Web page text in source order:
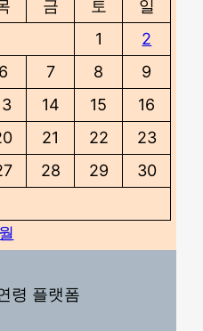
금 토
일
1
2
6 7 8
9
14 15
16
21 22
23
28 29
30
령 플랫폼